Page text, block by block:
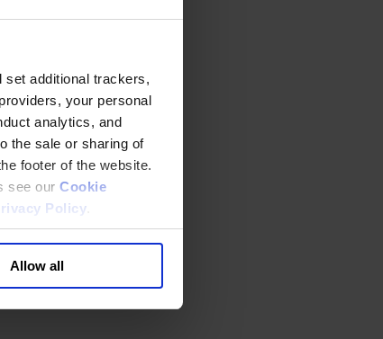
set additional trackers,
your personal
analytics, and
the sale or sharing of
footer of the website.
see our Cookie
Policy
Allow all